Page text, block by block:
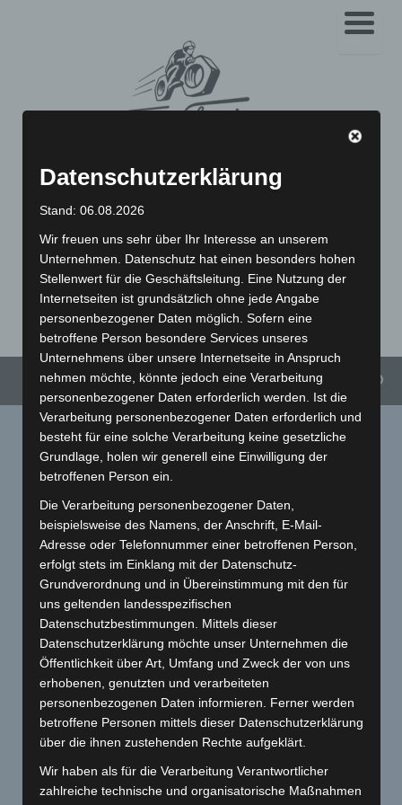
Spezialist für
klassische Roller und
Motorräder
Vespa Schaltroller | Simson | MZ | IWL | BMW K-Serie | BMW R-
Serie | Yamaha SR 500 | Yamaha XT 500
Menü
Startseite» Motor Blog»V50 N Erstserie Komplettaufbau
V50 N Erstserie Komplettaufbau
Veröffentlicht am14. September 2020 vonflyingclassics
Vespa V50 Erstserie Komplettaufbau
V50 Erstserie-Projekt inkl Tuning und Baurat
Veröffentlicht inAllgemein,Wir sind stolz auf unsere Arbeiten
Datenschutzerklärung
Stand: 06.08.2026
Wir freuen uns sehr über Ihr Interesse an unserem
Unternehmen. Datenschutz hat einen besonders hohen
Stellenwert für die Geschäftsleitung. Eine Nutzung der
Internetseiten ist grundsätzlich ohne jede Angabe
personenbezogener Daten möglich. Sofern eine
betroffene Person besondere Services unseres
Unternehmens über unsere Internetseite in Anspruch
nehmen möchte, könnte jedoch eine Verarbeitung
personenbezogener Daten erforderlich werden. Ist die
Verarbeitung personenbezogener Daten erforderlich und
besteht für eine solche Verarbeitung keine gesetzliche
Grundlage, holen wir generell eine Einwilligung der
betroffenen Person ein.
Die Verarbeitung personenbezogener Daten,
beispielsweise des Namens, der Anschrift, E-Mail-
Adresse oder Telefonnummer einer betroffenen Person,
erfolgt stets im Einklang mit der Datenschutz-
Grundverordnung und in Übereinstimmung mit den für
uns geltenden landesspezifischen
Datenschutzbestimmungen. Mittels dieser
Datenschutzerklärung möchte unser Unternehmen die
Öffentlichkeit über Art, Umfang und Zweck der von uns
erhobenen, genutzten und verarbeiteten
personenbezogenen Daten informieren. Ferner werden
betroffene Personen mittels dieser Datenschutzerklärung
über die ihnen zustehenden Rechte aufgeklärt.
Wir haben als für die Verarbeitung Verantwortlicher
zahlreiche technische und organisatorische Maßnahmen